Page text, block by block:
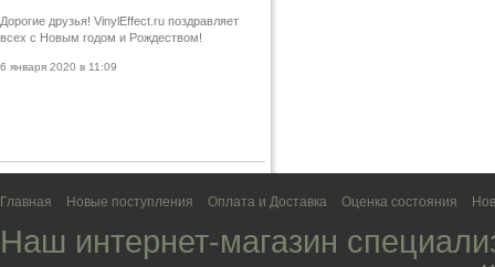
Дорогие друзья! VinylEffect.ru поздравляет
всех с Новым годом и Рождеством!
6 января 2020 в 11:09
Главная Новые поступления Оплата и Доставка Оценка состояния
Наш интернет-магазин